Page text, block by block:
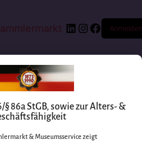
Anmelden
§ 86a StGB, sowie zur Alters- &
& Museumsservice zeigt